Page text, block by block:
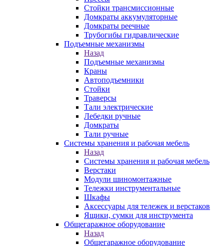
Стойки трансмиссионные
Домкраты аккумуляторные
Домкраты реечные
Трубогибы гидравлические
Подъемные механизмы
Назад
Подъемные механизмы
Краны
Автоподъемники
Стойки
Траверсы
Тали электрические
Лебедки ручные
Домкраты
Тали ручные
Системы хранения и рабочая мебель
Назад
Системы хранения и рабочая мебель
Верстаки
Модули шиномонтажные
Тележки инструментальные
Шкафы
Аксессуары для тележек и верстаков
Ящики, сумки для инструмента
Общегаражное оборудование
Назад
Общегаражное оборудование